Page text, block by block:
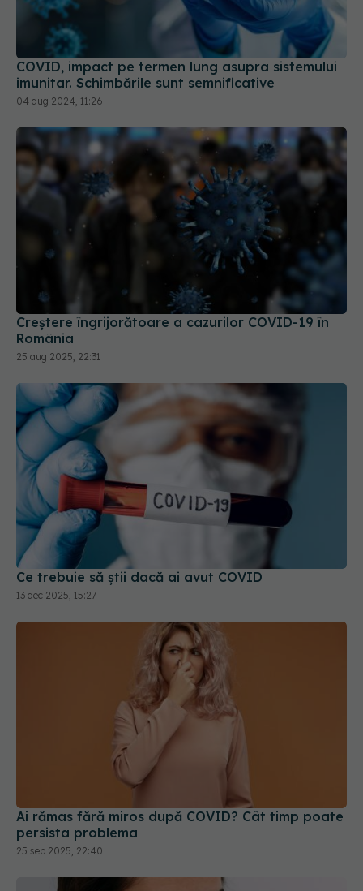
COVID, impact pe termen lung asupra sistemului
imunitar. Schimbările sunt semnificative
04 aug 2024, 11:26
Creștere îngrijorătoare a cazurilor COVID-19 în
România
25 aug 2025, 22:31
Ce trebuie să știi dacă ai avut COVID
13 dec 2025, 15:27
Ai rămas fără miros după COVID? Cât timp poate
persista problema
25 sep 2025, 22:40